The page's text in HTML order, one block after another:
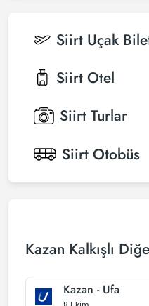
Siirt Uçak
Siirt Otel
Siirt Turlar
Siirt Otobüs
Kazan Kalkışlı
Kazan - Ufa